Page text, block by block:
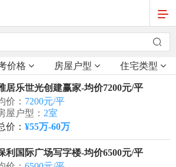
价格 房屋户型 住宅类型
居乐世光创建赢家-均价7200元/平
价： 7200元/平
屋户型： 2室
价：¥55万-60万
利国际广场写字楼-均价6500元/平